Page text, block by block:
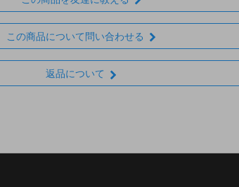
この商品について問い合わせる
返品について